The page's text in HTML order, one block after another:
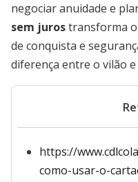
negociar anuidade e
sem jurostransforma
de conquista e
diferença entre o vilão
https://
como-usar-o-